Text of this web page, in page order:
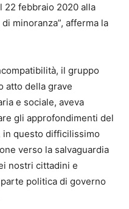
22 febbraio 2020 alla
minoranza”, afferma la
il gruppo
atto della grave
e sociale, aveva
gli approfondimenti del
in questo difficilissimo
verso la salvaguardia
nostri cittadini e
politica di governo